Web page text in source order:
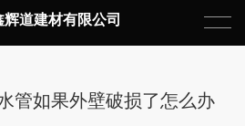
辉道建材有限公司
管如果外壁破损了怎么办